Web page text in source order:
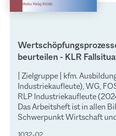
beurteilen - KLR
Kompetenzentwicklung
| Zielgruppe | kfm.
Industriekaufleute), WG, FOS, HöHa |
RLP Industriekaufleute (2024, LF 8) |
Das Arbeitsheft ist in allen
Schwerpunkt Wirtschaft